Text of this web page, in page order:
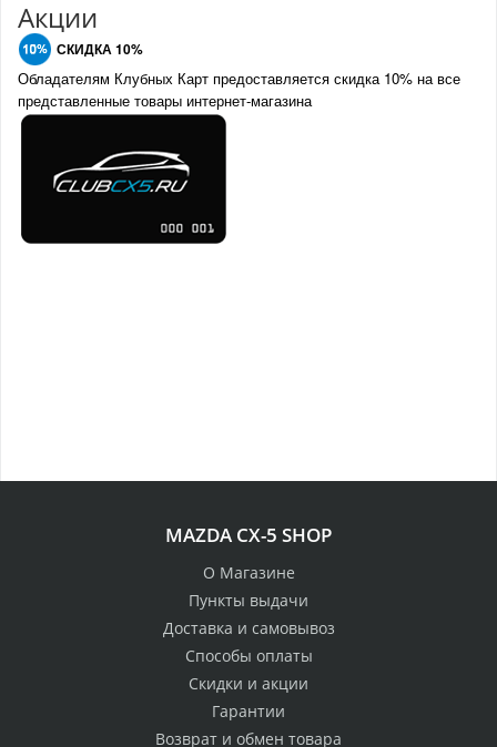
Акции
СКИДКА 10%
Обладателям Клубных Карт предоставляется скидка 10% на все
представленные товары интернет-магазина
MAZDA CX-5 SHOP
О Магазине
Пункты выдачи
Доставка и самовывоз
Способы оплаты
Скидки и акции
Гарантии
Возврат и обмен товара